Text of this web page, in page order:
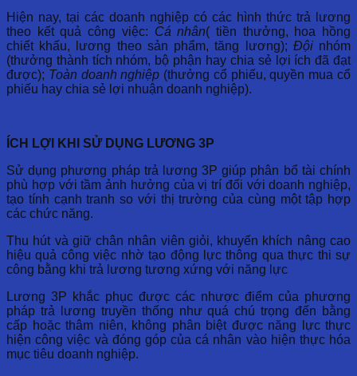
Hiện nay, tại các doanh nghiệp có các hình thức trả lương
theo kết quả công việc: Cá nhân( tiền thưởng, hoa hồng
chiết khấu, lương theo sản phẩm, tăng lương); Đội nhóm
(thưởng thành tích nhóm, bộ phận hay chia sẻ lợi ích đã đạt
được); Toàn doanh nghiệp (thưởng cổ phiếu, quyền mua cổ
phiếu hay chia sẻ lợi nhuận doanh nghiệp).
ÍCH LỢI KHI SỬ DỤNG LƯƠNG 3P
Sử dụng phương pháp trả lương 3P giúp phân bổ tài chính
phù hợp với tầm ảnh hưởng của vị trí đối với doanh nghiệp,
tạo tính cạnh tranh so với thị trường của cùng một tập hợp
các chức năng.
Thu hút và giữ chân nhân viên giỏi, khuyến khích nâng cao
hiệu quả công việc nhờ tạo động lực thông qua thực thi sự
công bằng khi trả lương tương xứng với năng lực
Lương 3P khắc phục được các nhược điểm của phương
pháp trả lương truyền thống như quá chú trọng đến bằng
cấp hoặc thâm niên, không phân biệt được năng lực thực
hiện công việc và đóng góp của cá nhân vào hiện thực hóa
mục tiêu doanh nghiệp.